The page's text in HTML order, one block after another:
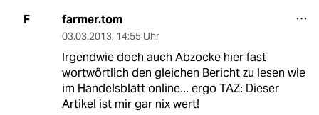
F farmer.tom
03.03.2013, 14:55 Uhr
Irgendwie doch auch Abzocke hier fast
wortwörtlich den gleichen Bericht zu lesen wie
im Handelsblatt online... ergo TAZ: Dieser
Artikel ist mir gar nix wert!